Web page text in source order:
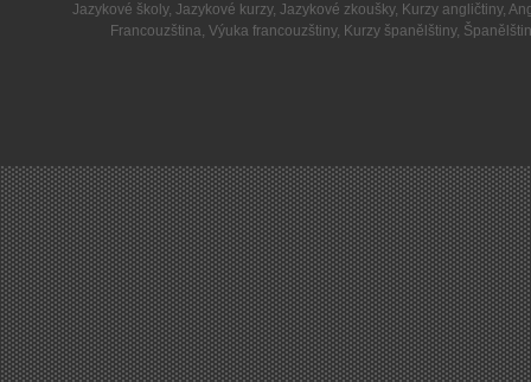
Jazykové školy, Jazykové kurzy, Jazykové zkoušky, Kurzy angličtiny,
Francouzština,Výuka francouzštiny, Kurzy španělštiny,